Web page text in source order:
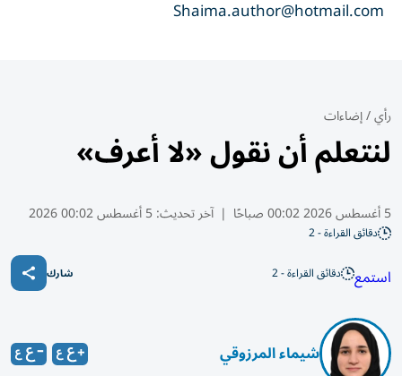
Shaima.author@hotmail.com
رأي/إضاءات
لنتعلم أن نقول «لا أعرف»
5 أغسطس 2026 00:02 صباحًا | آخر تحديث:5 أغسطس 00:02 2026
دقائق القراءة - 2
استمع دقائق القراءة - 2 شارك
شيماء المرزوقي